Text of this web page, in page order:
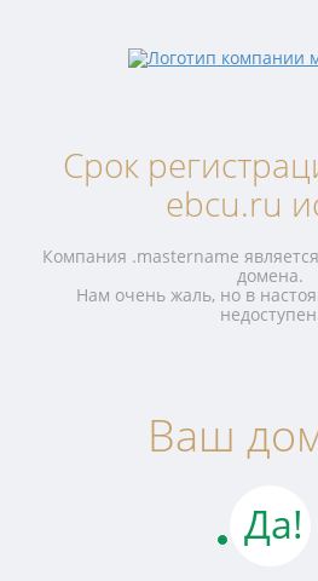
Срок
ebcu.ru
Компания .mastername
домена.
Нам очень жаль, но в
Ваш
Да!